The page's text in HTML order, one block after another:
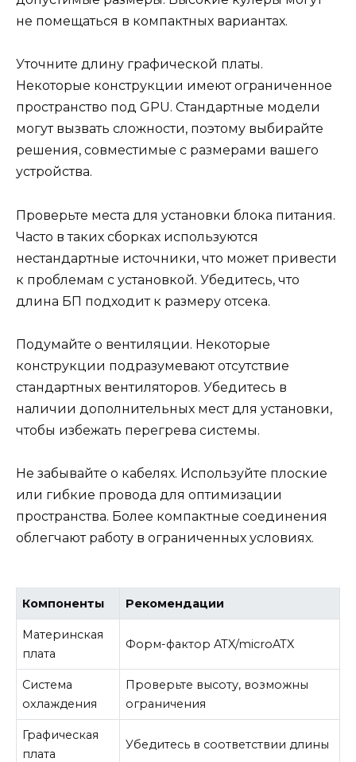
не помещаться в компактных вариантах.
Уточните длину графической платы.
Некоторые конструкции имеют ограниченное
пространство под GPU. Стандартные модели
могут вызвать сложности, поэтому выбирайте
решения, совместимые с размерами вашего
устройства.
Проверьте места для установки блока питания.
Часто в таких сборках используются
нестандартные источники, что может привести
к проблемам с установкой. Убедитесь, что
длина БП подходит к размеру отсека.
Подумайте о вентиляции. Некоторые
конструкции подразумевают отсутствие
стандартных вентиляторов. Убедитесь в
наличии дополнительных мест для установки,
чтобы избежать перегрева системы.
Не забывайте о кабелях. Используйте плоские
или гибкие провода для оптимизации
пространства. Более компактные соединения
облегчают работу в ограниченных условиях.
Компоненты Рекомендации
Материнская
плата
Форм-фактор ATX/microATX
Система
охлаждения
Проверьте высоту, возможны
ограничения
Графическая
плата
Убедитесь в соответствии длины